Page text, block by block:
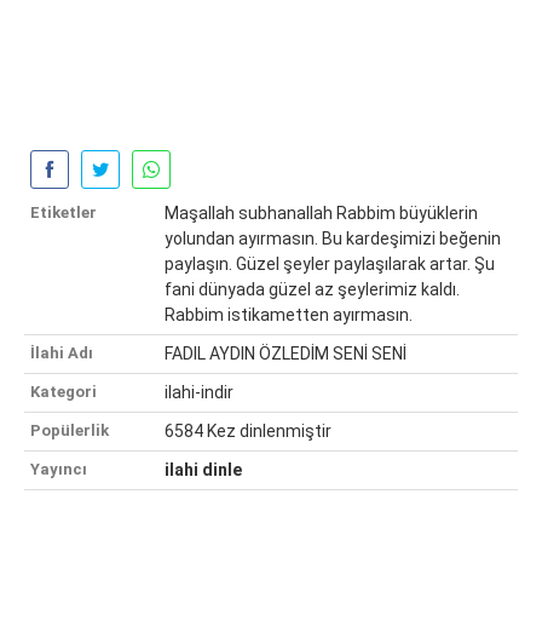
Etiketler
Maşallah subhanallah Rabbim büyüklerin
yolundan ayırmasın. Bu kardeşimizi beğenin
paylaşın. Güzel şeyler paylaşılarak artar. Şu
fani dünyada güzel az şeylerimiz kaldı.
Rabbim istikametten ayırmasın.
İlahi Adı FADIL AYDIN ÖZLEDİM SENİ SENİ
Kategori ilahi-indir
Popülerlik 6584 Kez dinlenmiştir
Yayıncı ilahi dinle